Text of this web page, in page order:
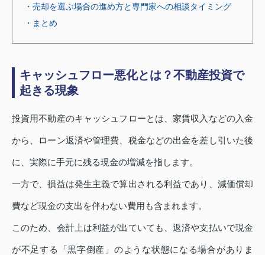
・売却を選ぶ場合の進め方と専門家への相談タイミング
・まとめ
キャッシュフロー悪化とは？不動産投資で
起きる現象
投資用不動産のキャッシュフローとは、家賃収入などの入金
から、ローン返済や管理費、税金などの出金を差し引いた後
に、実際に手元に残る現金の増減を指します。
一方で、損益は発生主義で算出される利益であり、減価償却
費など現金の支出を伴わない費用も含まれます。
このため、会計上は利益が出ていても、返済や支払いで現金
が不足する「黒字倒産」のような状態になる場合がありま